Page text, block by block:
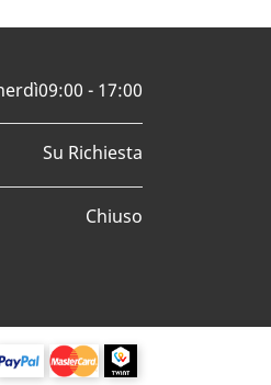
09:00 - 17:00
Su Richiesta
Chiuso